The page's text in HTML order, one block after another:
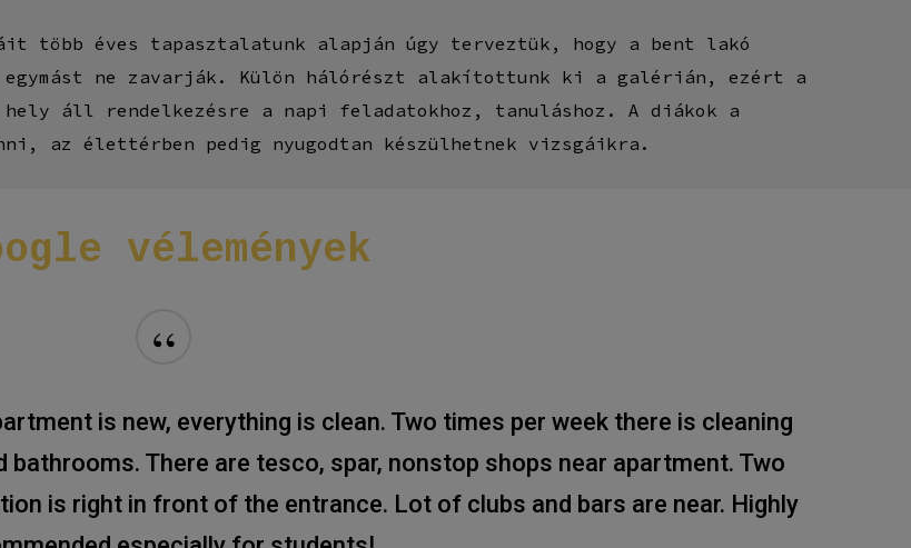
több éves tapasztalatunk alapján úgy terveztük, hogy a bent lakó
egymást ne zavarják. Külön hálórészt alakítottunk ki a galérián, ezért a
áll rendelkezésre a napi feladatokhoz, tanuláshoz. A diákok a
az élettérben pedig nyugodtan készülhetnek vizsgáikra.
vélemények
“
is new, everything is clean. Two times per week there is cleaning
bathrooms. There are tesco, spar, nonstop shops near apartment. Two
is right in front of the entrance. Lot of clubs and bars are near. Highly